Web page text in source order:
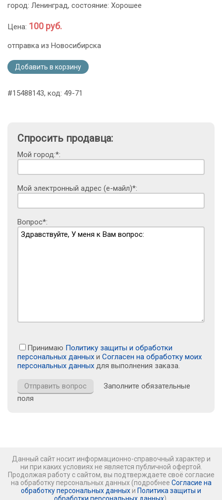
город: Ленинград, состояние: Хорошее
Цена: 100 руб.
отправка из Новосибирска
Добавить в корзину
#15488143, код: 49-71
Спросить продавца:
Мой город:*:
Мой электронный адрес (е-майл)*:
Вопрос*:
Принимаю Политику защиты и обработки
персональных данных и Согласен на обработку моих
персональных данных для выполнения заказа.
Заполните обязательные
поля
Данный сайт носит информационно-справочный характер и
ни при каких условиях не является публичной офертой.
Продолжая работу с сайтом, вы подтверждаете своё согласие
на обработку персональных данных (подробнее Согласие на
обработку персональных данных и Политика защиты и